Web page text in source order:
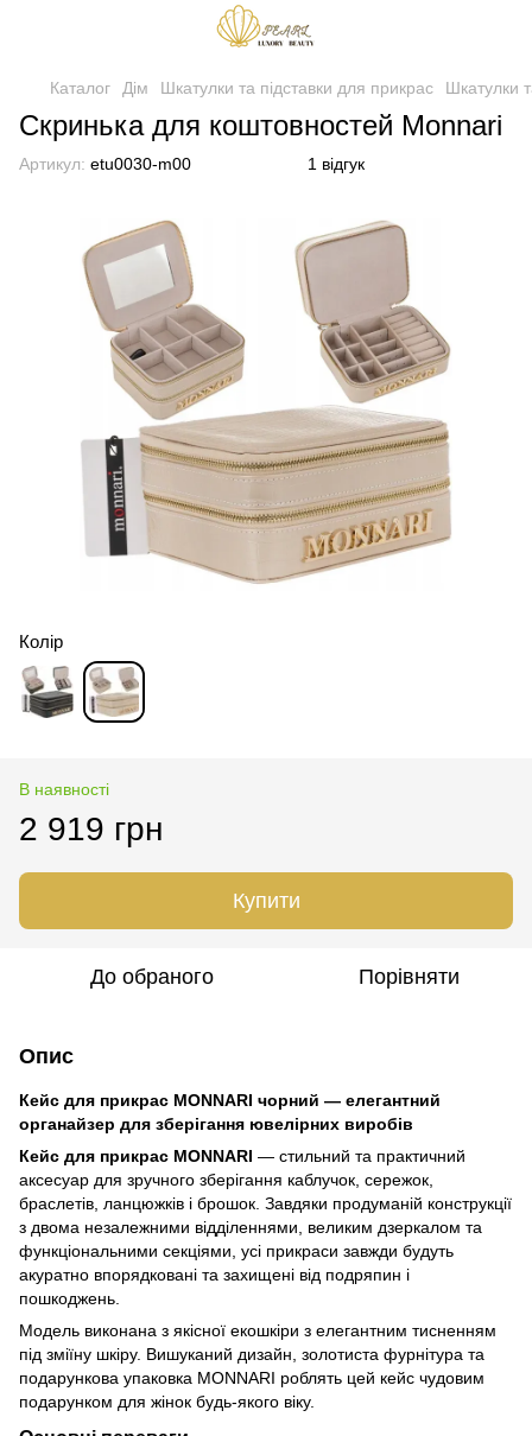
Каталог Дім Шкатулки та підставки для прикрас Шкатулки
Скринька для коштовностей Monnari
Артикул: etu0030-m00 1 відгук
Колір
В наявності
2 919 грн
Купити
До обраного Порівняти
Опис
Кейс для прикрас MONNARI чорний — елегантний
органайзер для зберігання ювелірних виробів
Кейс для прикрас MONNARI — стильний та практичний
аксесуар для зручного зберігання каблучок, сережок,
браслетів, ланцюжків і брошок. Завдяки продуманій конструкції
з двома незалежними відділеннями, великим дзеркалом та
функціональними секціями, усі прикраси завжди будуть
акуратно впорядковані та захищені від подряпин і
пошкоджень.
Модель виконана з якісної екошкіри з елегантним тисненням
під зміїну шкіру. Вишуканий дизайн, золотиста фурнітура та
подарункова упаковка MONNARI роблять цей кейс чудовим
подарунком для жінок будь-якого віку.